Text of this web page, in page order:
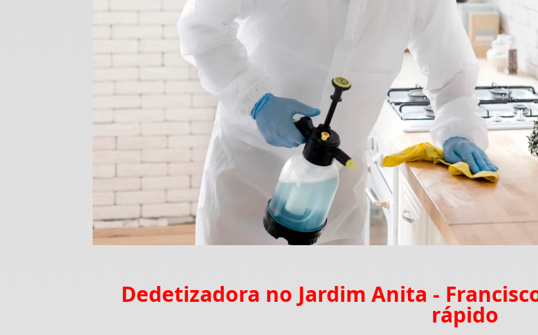
Dedetizadora no Jardim Anita -
rápido